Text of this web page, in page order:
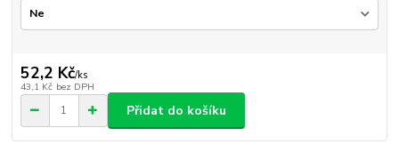
52,2 Kč/ks
43,1 Kč bez DPH
Přidat do košíku